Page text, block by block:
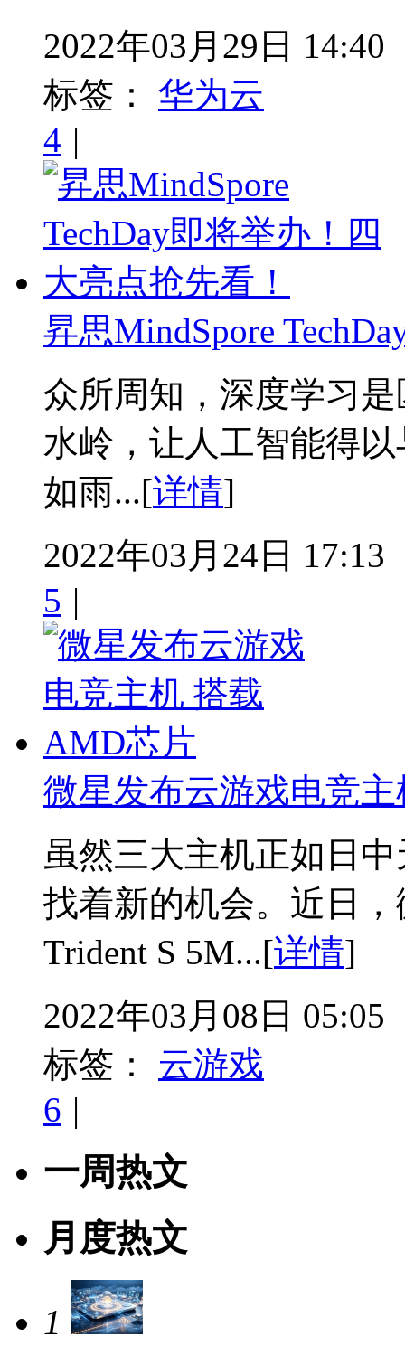
2022年03月29日 14:40
标签：
华为云
4 |
昇思MindSpore
众所周知，深度学习是
水岭，让人工智能得
如雨...[详情]
2022年03月24日 17:13
5 |
微星发布云游戏电竞
虽然三大主机正如日
找着新的机会。近日
Trident S 5M...[详情]
2022年03月08日 05:05
标签：
云游戏
6 |
一周热文
月度热文
1